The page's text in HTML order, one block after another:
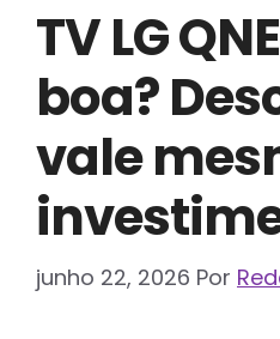
TV LG
boa?
vale
junho 22, 2026 Por